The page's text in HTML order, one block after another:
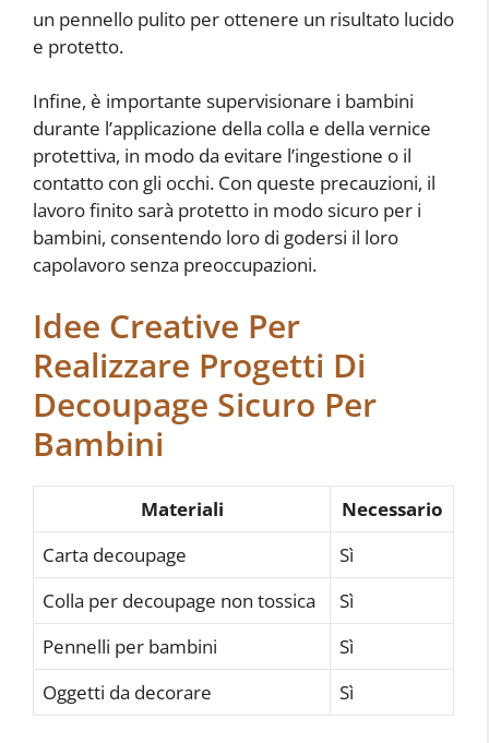
un pennello pulito per ottenere un risultato lucido
e protetto.
Infine, è importante supervisionare i bambini
durante l’applicazione della colla e della vernice
protettiva, in modo da evitare l’ingestione o il
contatto con gli occhi. Con queste precauzioni, il
lavoro finito sarà protetto in modo sicuro per i
bambini, consentendo loro di godersi il loro
capolavoro senza preoccupazioni.
Idee Creative Per
Realizzare Progetti Di
Decoupage Sicuro Per
Bambini
Materiali
Necessario
Carta decoupage
Sì
Colla per decoupage non tossica
Sì
Pennelli per bambini
Sì
Oggetti da decorare
Sì